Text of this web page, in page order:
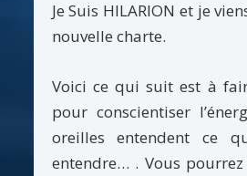
Je Suis HILARION et je
nouvelle charte.
Voici ce qui suit est à
pour conscientiser
oreilles entendent ce
entendre… . Vous